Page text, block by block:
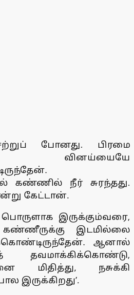
போனது. பிரமை
வினய்யையே
கண்ணில் நீர் சுரந்தது.
கேட்டான்.
பொருளாக இருக்கும்வரை,
இடமில்லை
ஆனால்
தவமாக்கிக்கொண்டு,
மிதித்து, நசுக்கி
இருக்கிறது’.